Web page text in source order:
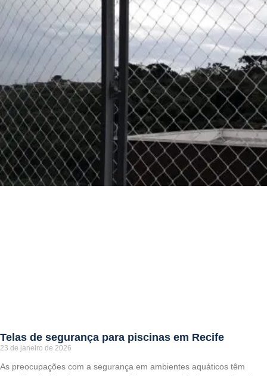
Telas de segurança para piscinas em Recife
23 de janeiro de 2026
As preocupações com a segurança em ambientes aquáticos têm